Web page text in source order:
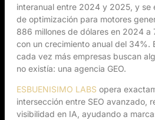
interanual entre 2024 y 2025, y se
de optimización para motores
886 millones de dólares en 2024 a
con un crecimiento anual del 34%.
cada vez más empresas buscan
no existía: una agencia GEO.
ESBUENISIMO LABS opera
intersección entre SEO avanzado,
visibilidad en IA, ayudando a